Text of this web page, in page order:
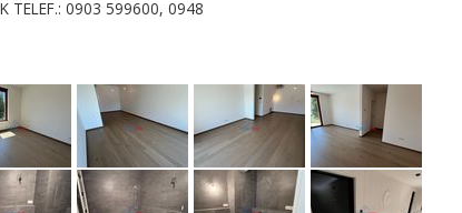
TELEF.: 0903 599600, 0948